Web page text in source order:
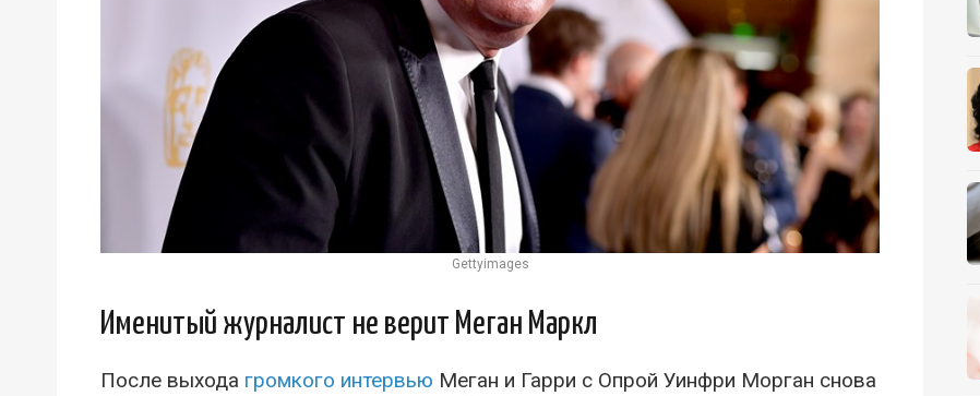
Gettyimages
Именитый журналист не верит Меган Маркл
После выхода громкого интервью Меган и Гарри с Опрой Уинфри Морган снова